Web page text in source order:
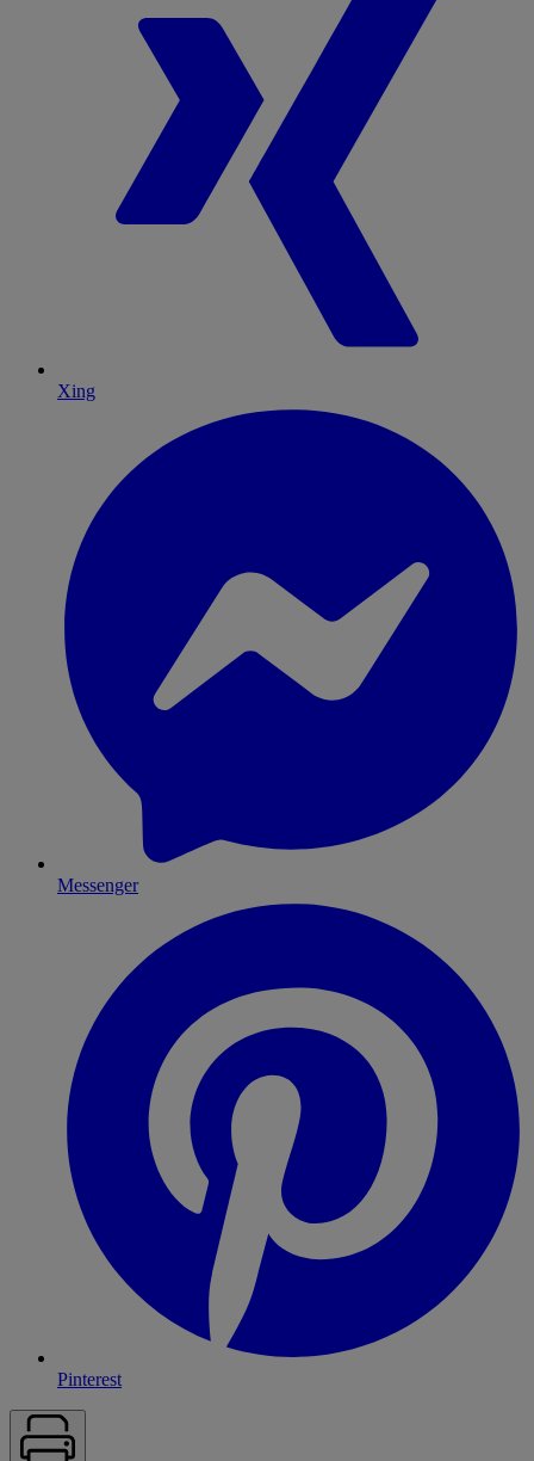
Xing
Messenger
Pinterest